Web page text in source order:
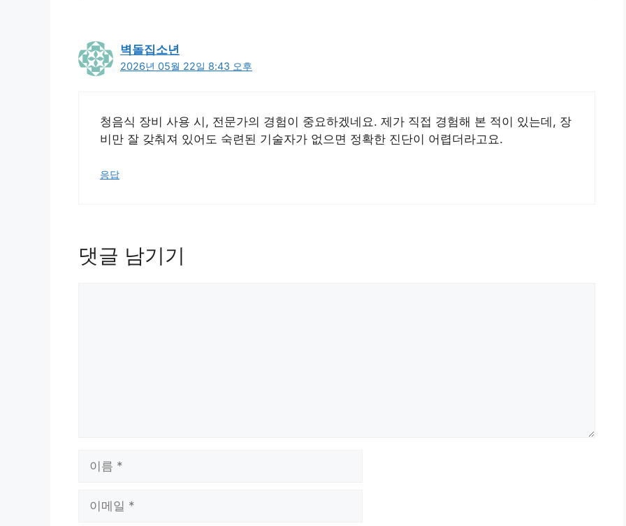
벽돌집소년
2026년 05월 22일 8:43 오후
청음식 장비 사용 시, 전문가의 경험이 중요하겠네요. 제가 직접 경험해 본 적이 있는데, 장
비만 잘 갖춰져 있어도 숙련된 기술자가 없으면 정확한 진단이 어렵더라고요.
응답
댓글 남기기